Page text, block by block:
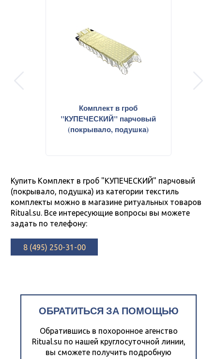
Комплект в гроб
"КУПЕЧЕСКИЙ" парчовый
(покрывало, подушка)
Купить Комплект в гроб "КУПЕЧЕСКИЙ" парчовый
(покрывало, подушка) из категории текстиль
комплекты можно в магазине ритуальных товаров
Ritual.su. Все интересующие вопросы вы можете
задать по телефону:
8 (495) 250-31-00
ОБРАТИТЬСЯ ЗА ПОМОЩЬЮ
Обратившись в похоронное агенство
Ritual.su по нашей круглосуточной линии,
вы сможете получить подробную